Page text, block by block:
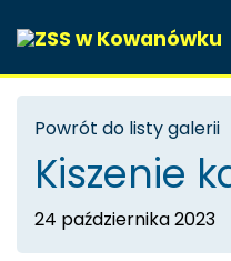
Powrót do listy galerii
Kiszenie
24 października 2023